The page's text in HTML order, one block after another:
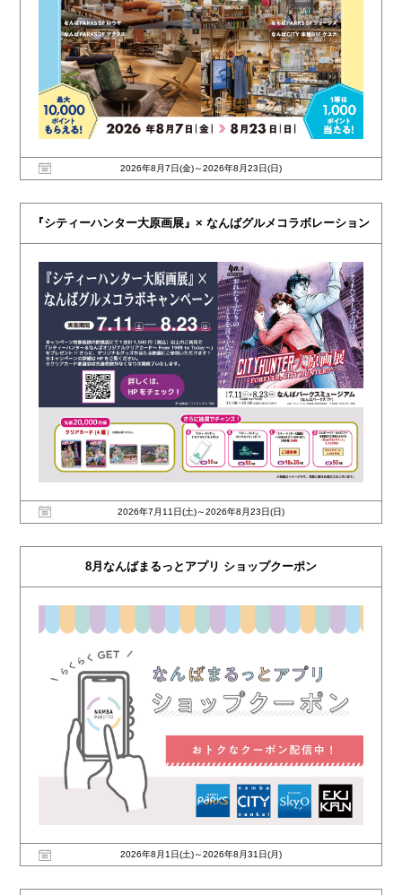
2026年8月7日(金)～2026年8月23日(日)
『シティーハンター大原画展』× なんばグルメコラボレーション
2026年7月11日(土)～2026年8月23日(日)
8月なんばまるっとアプリ ショップクーポン
2026年8月1日(土)～2026年8月31日(月)